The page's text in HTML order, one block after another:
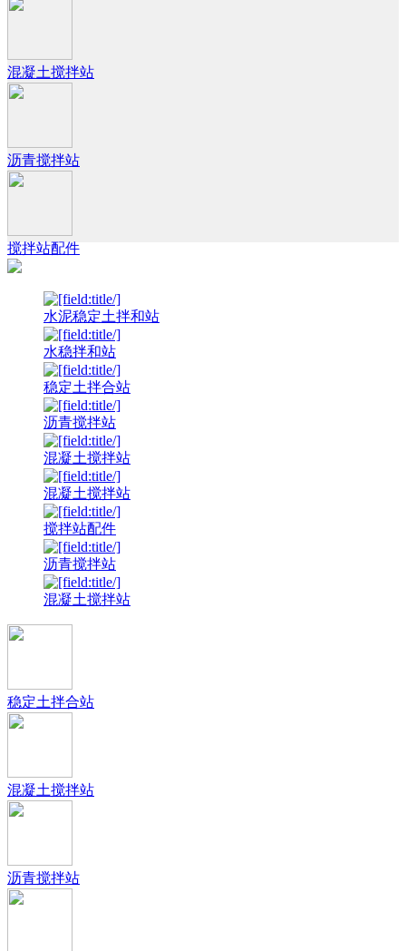
混凝土搅拌站
沥青搅拌站
搅拌站配件
水泥稳定土拌和站
水稳拌和站
稳定土拌合站
沥青搅拌站
混凝土搅拌站
混凝土搅拌站
搅拌站配件
沥青搅拌站
混凝土搅拌站
稳定土拌合站
混凝土搅拌站
沥青搅拌站